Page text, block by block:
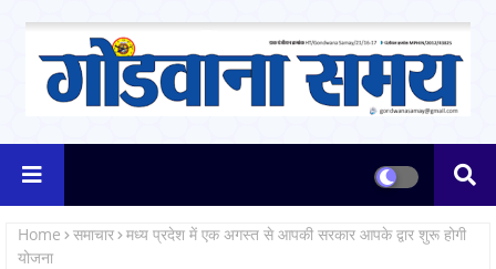
Home समाचार मध्य प्रदेश में एक अगस्त से आपकी सरकार आपके द्वार शुरू होगी
योजना